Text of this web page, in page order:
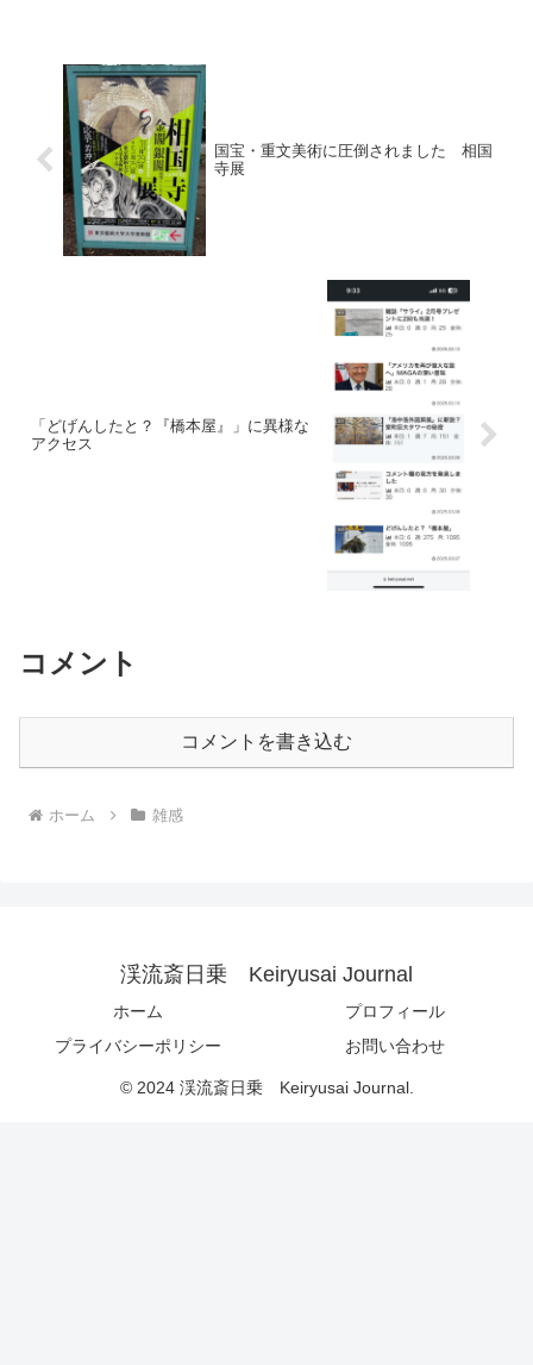
国宝・重文美術に圧倒されました 相国
寺展
「どげんしたと？『橋本屋』」に異様な
アクセス
コメント
コメントを書き込む
ホーム 雑感
渓流斎日乗 Keiryusai Journal
ホーム
プロフィール
プライバシーポリシー
お問い合わせ
© 2024 渓流斎日乗 Keiryusai Journal.